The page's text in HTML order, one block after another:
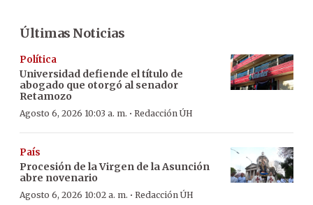
Últimas Noticias
Política
Universidad defiende el título de
abogado que otorgó al senador
Retamozo
Agosto 6, 2026 10:03 a. m. · Redacción ÚH
País
Procesión de la Virgen de la Asunción
abre novenario
Agosto 6, 2026 10:02 a. m. · Redacción ÚH